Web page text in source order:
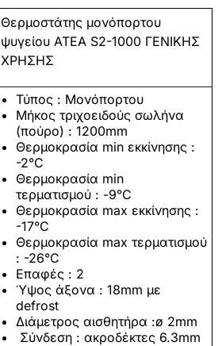
Θερμοστάτης μονόπορτου
ψυγείου ATEA S2-1000 ΓΕΝΙΚΗΣ
ΧΡΗΣΗΣ
Τύπος : Μονόπορτου
Mήκος τριχοειδούς σωλήνα
(πούρο) : 1200mm
Θερμοκρασία min εκκίνησης :
-2°C
Θερμοκρασία min
τερματισμού : -9°C
Θερμοκρασία max εκκίνησης :
-17°C
Θερμοκρασία max τερματισμού
: -26°C
Επαφές : 2
Ύψος άξονα : 18mm με
defrost
Διάμετρος αισθητήρα :ø 2mm
Σύνδεση : ακροδέκτες 6.3mm